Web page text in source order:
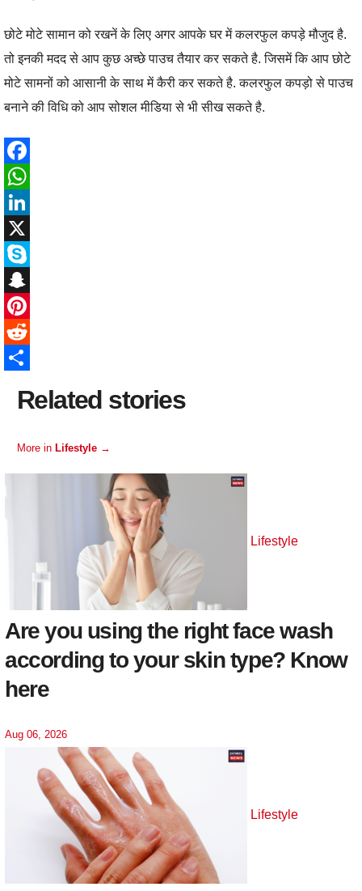
छोटे मोटे सामान को रखनें के लिए अगर आपके घर में कलरफुल कपड़े मौजुद है.
तो इनकी मदद से आप कुछ अच्छे पाउच तैयार कर सकते है. जिसमें कि आप छोटे
मोटे सामनों को आसानी के साथ में कैरी कर सकते है. कलरफुल कपड़ो से पाउच
बनाने की विधि को आप सोशल मीडिया से भी सीख सकते है.
F
a
c
e
b
o
o
k
W
h
a
s
A
p
L
n
k
e
d
X
S
k
y
p
S
n
a
t
P
e
R
te
Related stories
More in Lifestyle →
Lifestyle
Are you using the right face wash
according to your skin type? Know
here
Aug 06, 2026
Lifestyle